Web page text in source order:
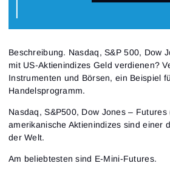
Beschreibung. Nasdaq, S&P 500, Dow
mit US-Aktienindizes Geld verdienen?
Instrumenten und Börsen, ein Beispiel
Handelsprogramm.
Nasdaq, S&P500, Dow Jones –
amerikanische Aktienindizes sind einer
der Welt.
Am beliebtesten sind E-Mini-Futures.